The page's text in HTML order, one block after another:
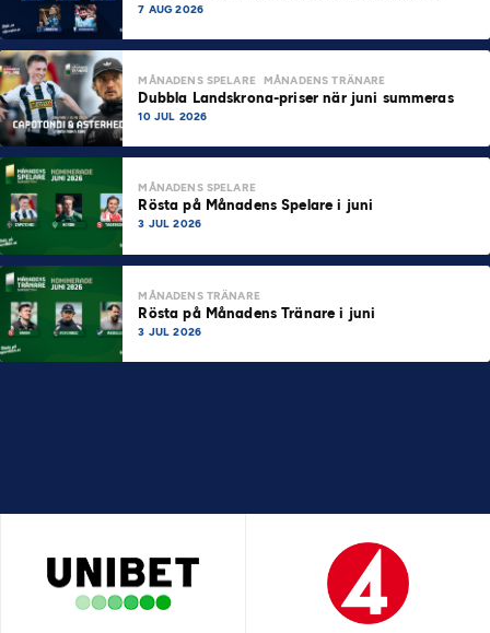
7 AUG 2026
MÅNADENS SPELARE MÅNADENS TRÄNARE
Dubbla Landskrona-priser när juni summeras
10 JUL 2026
MÅNADENS SPELARE
Rösta på Månadens Spelare i juni
3 JUL 2026
MÅNADENS TRÄNARE
Rösta på Månadens Tränare i juni
3 JUL 2026